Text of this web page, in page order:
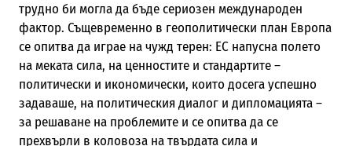
трудно би могла да бъде сериозен международен
фактор. Същевременно в геополитически план Европа
се опитва да играе на чужд терен: ЕС напусна полето
на меката сила, на ценностите и стандартите –
политически и икономически, които досега успешно
задаваше, на политическия диалог и дипломацията –
за решаване на проблемите и се опитва да се
прехвърли в коловоза на твърдата сила и